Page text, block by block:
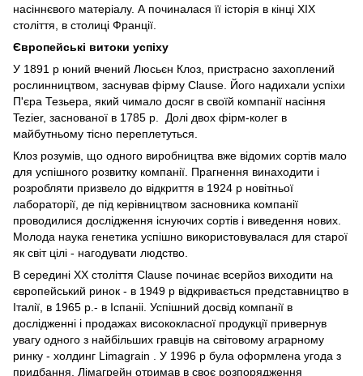
насіннєвого матеріалу. А починалася її історія в кінці ХІХ
століття, в столиці Франції.
Європейські витоки успіху
У 1891 р юний вчений Люсьєн Клоз, пристрасно захоплений
рослинництвом, заснував фірму Clause. Його надихали успіхи
П'єра Тезьера, який чимало досяг в своїй компанії насіння
Tezier, заснованої в 1785 р. Долі двох фірм-колег в
майбутньому тісно переплетуться.
Клоз розумів, що одного виробництва вже відомих сортів мало
для успішного розвитку компанії. Прагнення винаходити і
розробляти призвело до відкриття в 1924 р новітньої
лабораторії, де під керівництвом засновника компанії
проводилися дослідження існуючих сортів і виведення нових.
Молода наука генетика успішно використовувалася для старої
як світ цілі - нагодувати людство.
В середині ХХ століття Clause починає всерйоз виходити на
європейський ринок - в 1949 р відкривається представництво в
Італії, в 1965 р.- в Іспаніі. Успішний досвід компанії в
дослідженні і продажах висококласної продукції привернув
увагу одного з найбільших гравців на світовому аграрному
ринку - холдинг Limagrain . У 1996 р була оформлена угода з
придбання, Лімагрейн отримав в своє розпорядження